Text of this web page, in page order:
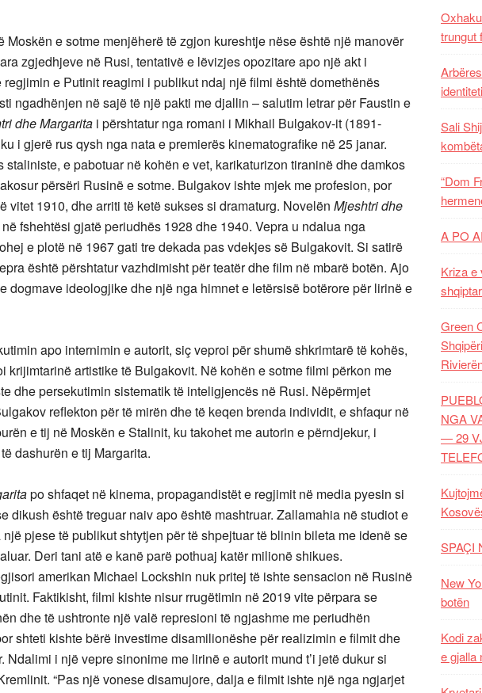
Moskën e sotme menjëherë të zgjon kureshtje nëse është një manovër
zgjedhjeve në Rusi, tentativë e lëvizjes opozitare apo një akt i
e Putinit reagimi i publikut ndaj një filmi është domethënës
ngadhënjen në sajë të një pakti me djallin – salutim letrar për Faustin e
dhe Margarita i përshtatur nga romani i Mikhail Bulgakov-it (1891-
i gjerë rus qysh nga nata e premierës kinematografike në 25 janar.
staliniste, e pabotuar në kohën e vet, karikaturizon tiraninë dhe damkos
përsëri Rusinë e sotme. Bulgakov ishte mjek me profesion, por
vitet 1910, dhe arriti të ketë sukses si dramaturg. Novelën Mjeshtri dhe
fshehtësi gjatë periudhës 1928 dhe 1940. Vepra u ndalua nga
e plotë në 1967 gati tre dekada pas vdekjes së Bulgakovit. Si satirë
është përshtatur vazhdimisht për teatër dhe film në mbarë botën. Ajo
dogmave ideologjike dhe një nga himnet e letërsisë botërore për lirinë e
apo internimin e autorit, siç veproi për shumë shkrimtarë të kohës,
krijimtarinë artistike të Bulgakovit. Në kohën e sotme filmi përkon me
dhe persekutimin sistematik të inteligjencës në Rusi. Nëpërmjet
reflekton për të mirën dhe të keqen brenda individit, e shfaqur në
e tij në Moskën e Stalinit, ku takohet me autorin e përndjekur, i
dashurën e tij Margarita.
po shfaqet në kinema, propagandistët e regjimit në media pyesin si
dikush është treguar naiv apo është mashtruar. Zallamahia në studiot e
pjese të publikut shtytjen për të shpejtuar të blinin bileta me idenë se
Deri tani atë e kanë parë pothuaj katër milionë shikues.
amerikan Michael Lockshin nuk pritej të ishte sensacion në Rusinë
Faktikisht, filmi kishte nisur rrugëtimin në 2019 vite përpara se
dhe të ushtronte një valë represioni të ngjashme me periudhën
shteti kishte bërë investime disamilionëshe për realizimin e filmit dhe
Ndalimi i një vepre sinonime me lirinë e autorit mund t’i jetë dukur si
“Pas një vonese disamujore, dalja e filmit ishte një nga ngjarjet
trungut
Sali
“Dom
A PO
Kriza e
shqiptar
Green
NGA
— 29
SPAÇI
New
botën
Kodi
e gjalla